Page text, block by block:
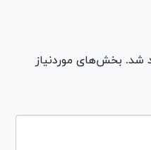
شد. بخش‌های موردنیاز